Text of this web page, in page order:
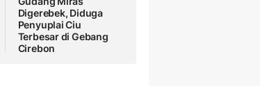
Digerebek, Diduga
Penyuplai Ciu
Terbesar di Gebang
Cirebon